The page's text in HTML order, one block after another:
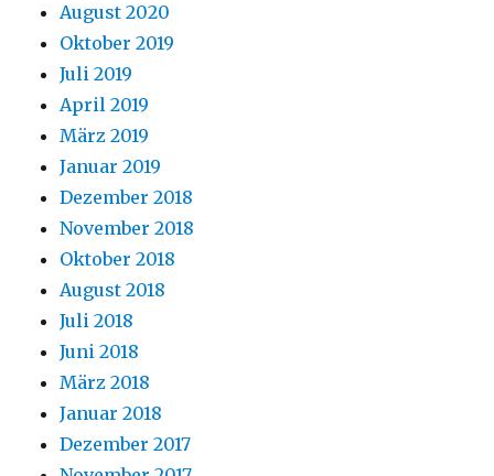
August 2020
Oktober 2019
Juli 2019
April 2019
März 2019
Januar 2019
Dezember 2018
November 2018
Oktober 2018
August 2018
Juli 2018
Juni 2018
März 2018
Januar 2018
Dezember 2017